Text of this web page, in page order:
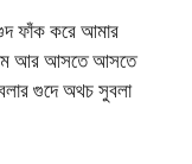
ফাঁক করে আমার
আর আসতে আসতে
গুদে অথচ সুবলা